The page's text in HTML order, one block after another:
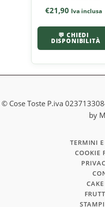
€21,90 Iva inclusa
💬 CHIEDI
DISPONIBILITÀ
© Cose Toste P.iva
by
TERMINI
COOKIE